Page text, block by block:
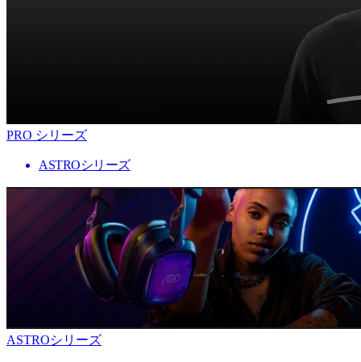
PRO シリーズ
ASTROシリーズ
ASTROシリーズ